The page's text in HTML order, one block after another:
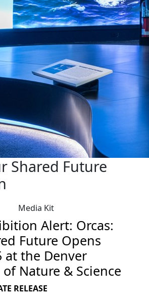
Shared Future
Media Kit
Alert: Orcas:
Future Opens
at the Denver
Nature & Science
RELEASE